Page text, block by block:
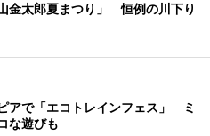
金太郎夏まつり」 恒例の川下り
アで「エコトレインフェス」 ミ
な遊びも